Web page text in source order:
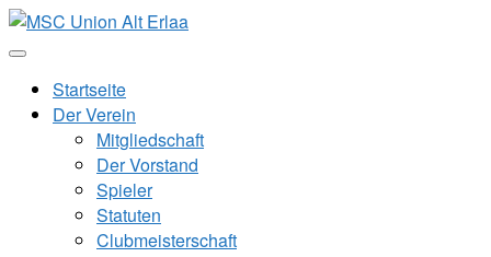
Zum
Inhalt
Startseite
Der Verein
Mitgliedschaft
Der Vorstand
Spieler
Statuten
Clubmeisterschaft